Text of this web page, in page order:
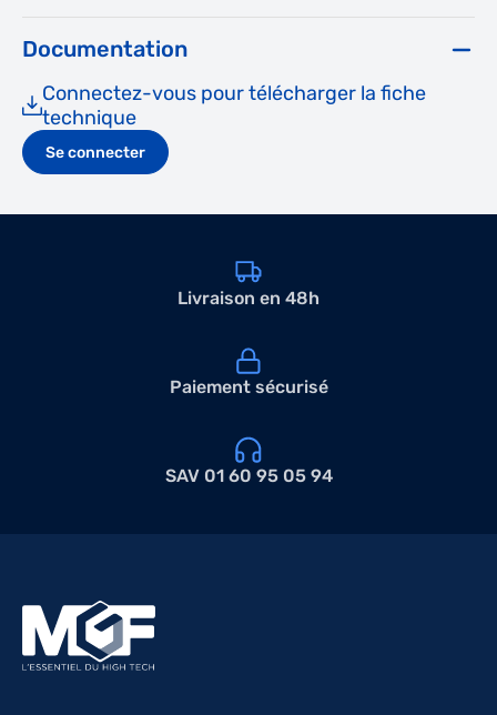
Documentation
Connectez-vous pour télécharger la fiche
technique
Se connecter
Livraison en 48h
Paiement sécurisé
SAV 01 60 95 05 94